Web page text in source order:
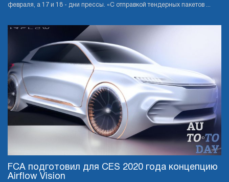
февраля, а 17 и 18 - дни прессы. «С отправкой тендерных пакетов ...
FCA подготовил для CES 2020 года концепцию
Airflow Vision